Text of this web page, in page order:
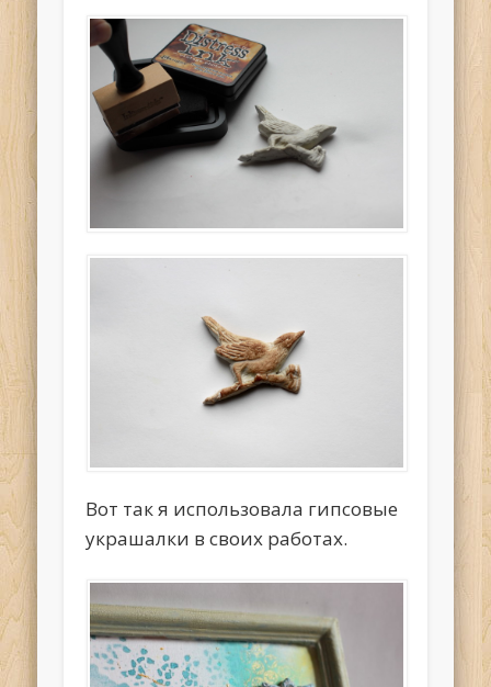
Вот так я использовала гипсовые
украшалки в своих работах.